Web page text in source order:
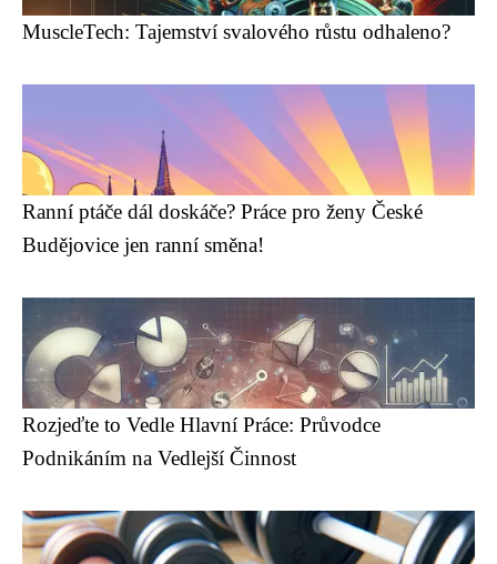
MuscleTech: Tajemství svalového růstu odhaleno?
Ranní ptáče dál doskáče? Práce pro ženy České
Budějovice jen ranní směna!
Rozjeďte to Vedle Hlavní Práce: Průvodce
Podnikáním na Vedlejší Činnost